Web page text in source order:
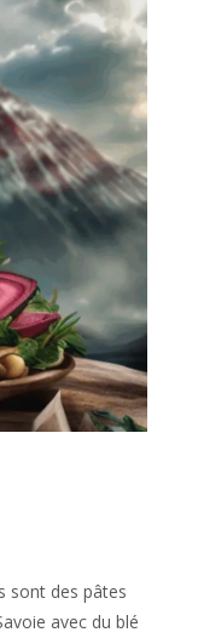
sont des pâtes
avec du blé